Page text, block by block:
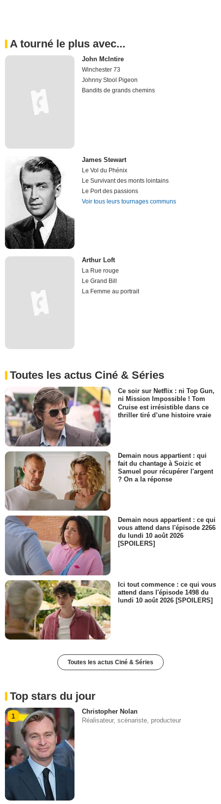
A tourné le plus avec...
John McIntire
Winchester 73
Johnny Stool Pigeon
Bandits de grands chemins
James Stewart
Le Vol du Phénix
Le Survivant des monts lointains
Le Port des passions
Voir tous leurs tournages communs
Arthur Loft
La Rue rouge
Le Grand Bill
La Femme au portrait
Toutes les actus Ciné & Séries
Ce soir sur Netflix : ni Top Gun,
ni Mission Impossible ! Tom
Cruise est irrésistible dans ce
thriller tiré d’une histoire vraie
Demain nous appartient : qui
fait du chantage à Soizic et
Samuel pour récupérer l'argent
? On a la réponse
Demain nous appartient : ce qui
vous attend dans l'épisode 2266
du lundi 10 août 2026
[SPOILERS]
Ici tout commence : ce qui vous
attend dans l'épisode 1498 du
lundi 10 août 2026 [SPOILERS]
Toutes les actus Ciné & Séries
Top stars du jour
1
Christopher Nolan
Réalisateur, scénariste, producteur